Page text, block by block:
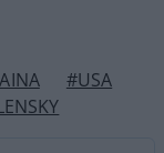
#USA